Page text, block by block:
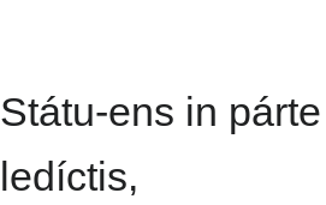
Státu-ens in
ledíctis,